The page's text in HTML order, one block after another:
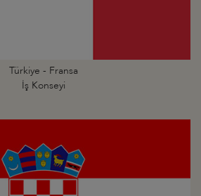
Türkiye - Fransa
İş Konseyi